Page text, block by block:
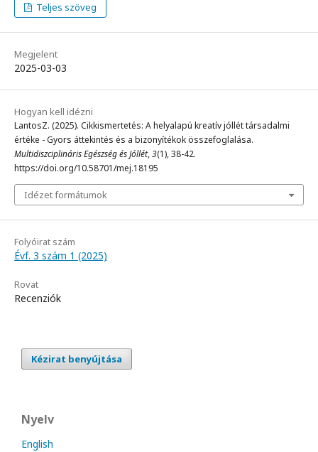
Teljes szöveg
Megjelent
2025-03-03
Hogyan kell idézni
LantosZ. (2025). Cikkismertetés: A helyalapú kreatív jóllét társadalmi
értéke - Gyors áttekintés és a bizonyítékok összefoglalása.
Multidiszciplináris Egészség és Jóllét,3(1), 38-42.
https://doi.org/10.58701/mej.18195
Idézet formátumok
Folyóirat szám
Évf. 3 szám 1 (2025)
Rovat
Recenziók
Kézirat benyújtása
Nyelv
English